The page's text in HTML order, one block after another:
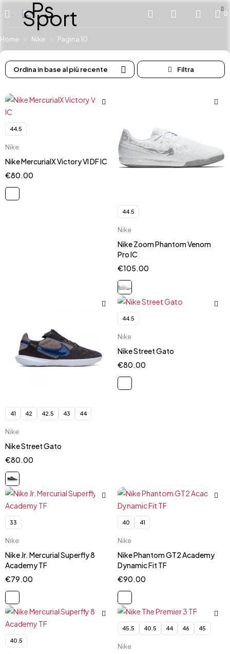
0
Home Nike Pagina 10
Ordina in base al più recente
44.5
Nike
Nike MercurialX Victory VI DF IC
€80.00
44.5
Nike
Nike Zoom Phantom Venom
Pro IC
€105.00
41 42 42.5 43 44
Nike
Nike Street Gato
€80.00
44.5
Nike
Nike Street Gato
€80.00
33
Nike
Nike Jr. Mercurial Superfly 8
Academy TF
€79.00
40 41
Nike
Nike Phantom GT2 Academy
Dynamic Fit TF
€90.00
40.5
45.5 40.5 44 46 45
Nike